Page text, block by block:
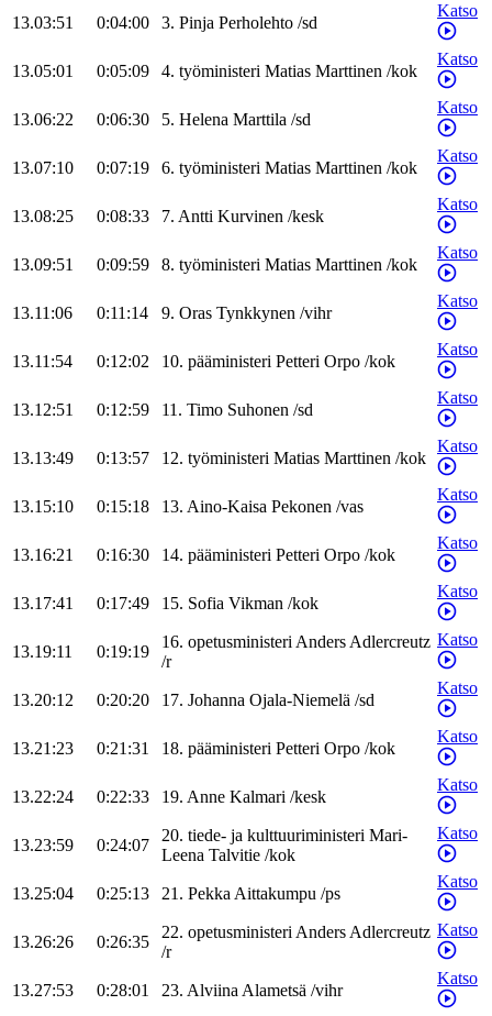
13.03:51 0:04:00 3. Pinja Perholehto /sd
Katso
13.05:01 0:05:09 4. työministeri Matias Marttinen /kok
Katso
13.06:22 0:06:30 5. Helena Marttila /sd
Katso
13.07:10 0:07:19 6. työministeri Matias Marttinen /kok
Katso
13.08:25 0:08:33 7. Antti Kurvinen /kesk
Katso
13.09:51 0:09:59 8. työministeri Matias Marttinen /kok
Katso
13.11:06 0:11:14 9. Oras Tynkkynen /vihr
Katso
13.11:54 0:12:02 10. pääministeri Petteri Orpo /kok
Katso
13.12:51 0:12:59 11. Timo Suhonen /sd
Katso
13.13:49 0:13:57 12. työministeri Matias Marttinen /kok
Katso
13.15:10 0:15:18 13. Aino-Kaisa Pekonen /vas
Katso
13.16:21 0:16:30 14. pääministeri Petteri Orpo /kok
Katso
13.17:41 0:17:49 15. Sofia Vikman /kok
Katso
13.19:11 0:19:19
16. opetusministeriAndersAdlercreutz
/r
Katso
13.20:12 0:20:20 17. Johanna Ojala-Niemelä /sd
Katso
13.21:23 0:21:31 18. pääministeri Petteri Orpo /kok
Katso
13.22:24 0:22:33 19. Anne Kalmari /kesk
Katso
13.23:59 0:24:07
20. tiede- ja kulttuuriministeri Mari-
Leena Talvitie /kok
Katso
13.25:04 0:25:13 21. PekkaAittakumpu /ps
Katso
13.26:26 0:26:35
22. opetusministeriAndersAdlercreutz
/r
Katso
13.27:53 0:28:01 23. AlviinaAlametsä /vihr
Katso